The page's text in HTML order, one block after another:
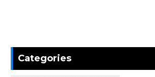
Categories